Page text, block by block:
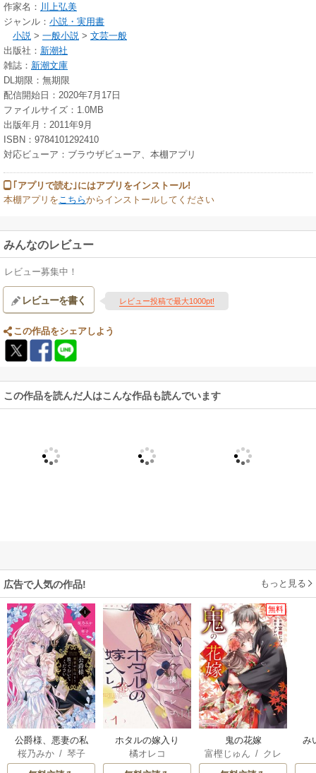
作家名： 川上弘美
ジャンル： 小説・実用書
小説 > 一般小説 > 文芸一般
出版社： 新潮社
雑誌： 新潮文庫
DL期限：無期限
配信開始日：2020年7月17日
ファイルサイズ：1.0MB
出版年月：2011年9月
ISBN：9784101292410
対応ビューア：ブラウザビューア、本棚アプリ
｢アプリで読む｣にはアプリをインストール!
本棚アプリをこちらからインストールしてください
みんなのレビュー
レビュー募集中！
レビューを書く レビュー投稿で最大1000pt!
この作品をシェアしよう
この作品を読んだ人はこんな作品も読んでいます
広告で人気の作品! もっと見る
公爵様、悪妻の私
はもう放っておい
てください
桜乃みか/ 琴子
ホタルの嫁入り
橘オレコ
無料
鬼の花嫁
富樫じゅん / クレ
ハ
み